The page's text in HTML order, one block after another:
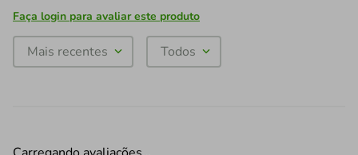
Faça login para avaliar este produto
Mais recentes Todos